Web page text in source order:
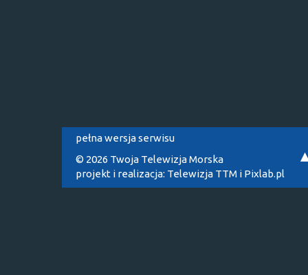
pełna wersja serwisu
© 2026 Twoja Telewizja Morska
projekt i realizacja: Telewizja TTM i Pixlab.pl